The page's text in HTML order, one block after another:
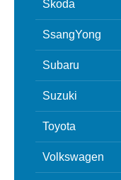
Skoda
SsangYong
Subaru
Suzuki
Toyota
Volkswagen